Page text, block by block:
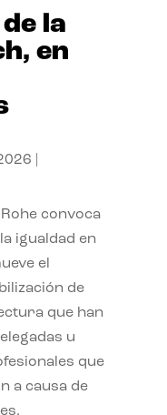
la
en
convoca
igualdad en
el
de
que han
u
que
a causa de